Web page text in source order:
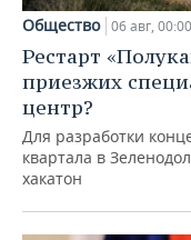
Общество 06 авг, 00:00
Рестарт
приезжих
центр?
Для разработки
квартала в
хакатон